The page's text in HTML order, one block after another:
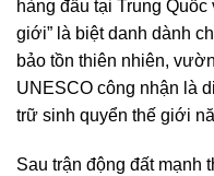
hàng đầu tại Trung
giới” là biệt danh dành
bảo tồn thiên nhiên,
UNESCO công nhận là
trữ sinh quyển thế giới
Sau trận động đất mạnh